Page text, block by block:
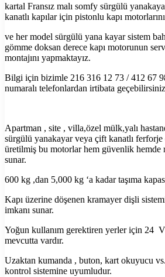
kartal Fransız malı somfy sürgülü
kanatlı kapılar için pistonlu kapı
ve her model sürgülü yana kayar sistem
gömme doksan derece kapı motorunun
montajını yapmaktayız.
Bilgi için bizimle 216 316 12 73 / 412 67
numaralı telefonlardan irtibata
Apartman , site , villa,özel mülk,yalı
sürgülü yanakayar veya çift kanatlı ferforje
üretilmiş bu motorlar hem güvenlik hemde
sunar.
600 kg ,dan 5,000 kg ‘a kadar taşıma
Kapı üzerine döşenen kramayer dişli
imkanı sunar.
Yoğun kullanım gerektiren yerler için 24
mevcutta vardır.
Uzaktan kumanda , buton, kart okuyucu
kontrol sistemine uyumludur.